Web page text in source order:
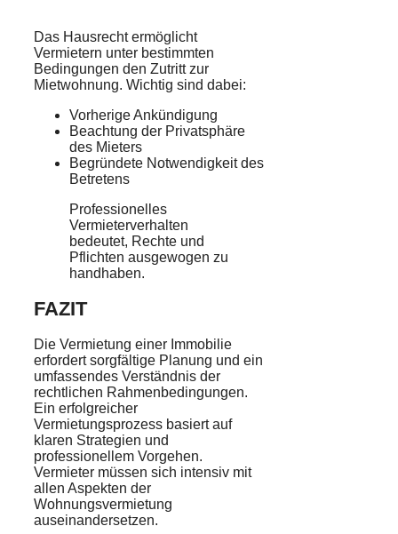
Das Hausrecht ermöglicht
Vermietern unter bestimmten
Bedingungen den Zutritt zur
Mietwohnung. Wichtig sind dabei:
Vorherige Ankündigung
Beachtung der Privatsphäre
des Mieters
Begründete Notwendigkeit des
Betretens
Professionelles
Vermieterverhalten
bedeutet, Rechte und
Pflichten ausgewogen zu
handhaben.
FAZIT
Die Vermietung einer Immobilie
erfordert sorgfältige Planung und ein
umfassendes Verständnis der
rechtlichen Rahmenbedingungen.
Ein erfolgreicher
Vermietungsprozess basiert auf
klaren Strategien und
professionellem Vorgehen.
Vermieter müssen sich intensiv mit
allen Aspekten der
Wohnungsvermietung
auseinandersetzen.